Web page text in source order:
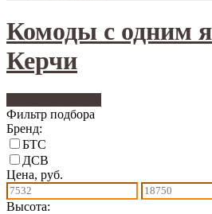
Комоды с одним
Керчи
Фильтр подбора
Бренд:
БТС
ДСВ
Цена, руб.
Высота: